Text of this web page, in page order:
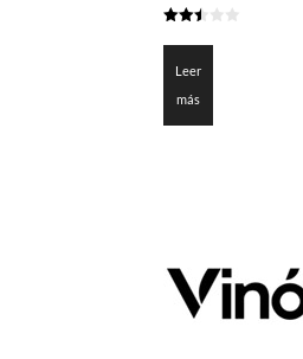
de 5
Leer
más